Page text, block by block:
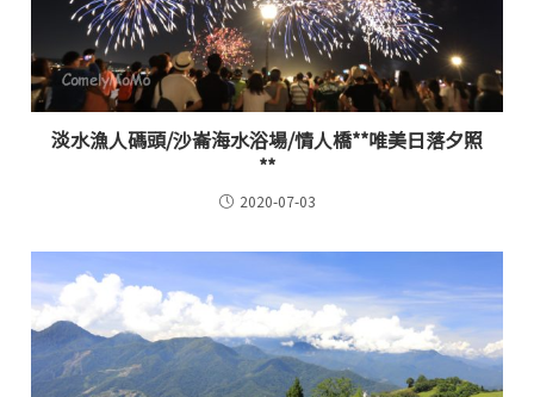
淡水漁人碼頭/沙崙海水浴場/情人橋**唯美日落夕照
**
2020-07-03